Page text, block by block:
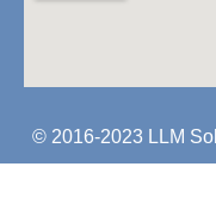
© 2016-2023 LLM